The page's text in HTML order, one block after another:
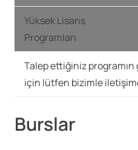
Yüksek Lisans
Programları
Talep ettiğiniz programın
için lütfen bizimle
Burslar